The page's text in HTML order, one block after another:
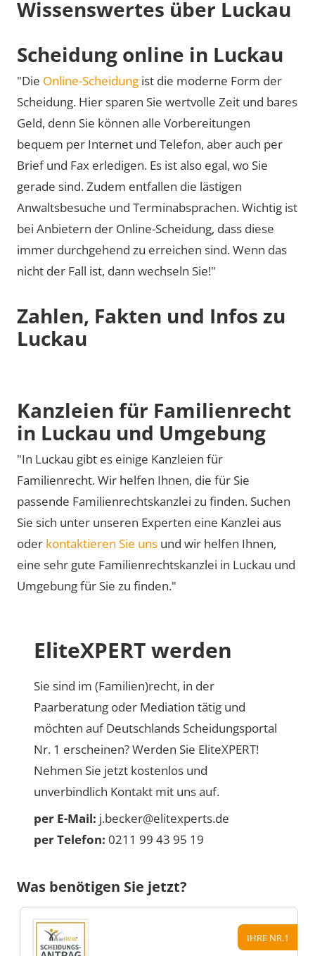
Wissenswertes über Luckau
Scheidung online in Luckau
"Die Online-Scheidung ist die moderne Form der
Scheidung. Hier sparen Sie wertvolle Zeit und bares
Geld, denn Sie können alle Vorbereitungen
bequem per Internet und Telefon, aber auch per
Brief und Fax erledigen. Es ist also egal, wo Sie
gerade sind. Zudem entfallen die lästigen
Anwaltsbesuche und Terminabsprachen. Wichtig ist
bei Anbietern der Online-Scheidung, dass diese
immer durchgehend zu erreichen sind. Wenn das
nicht der Fall ist, dann wechseln Sie!"
Zahlen, Fakten und Infos zu
Luckau
Kanzleien für Familienrecht
in Luckau und Umgebung
"In Luckau gibt es einige Kanzleien für
Familienrecht. Wir helfen Ihnen, die für Sie
passende Familienrechtskanzlei zu finden. Suchen
Sie sich unter unseren Experten eine Kanzlei aus
oder kontaktieren Sie uns und wir helfen Ihnen,
eine sehr gute Familienrechtskanzlei in Luckau und
Umgebung für Sie zu finden."
EliteXPERT werden
Sie sind im (Familien)recht, in der
Paarberatung oder Mediation tätig und
möchten auf Deutschlands Scheidungsportal
Nr. 1 erscheinen? Werden Sie EliteXPERT!
Nehmen Sie jetzt kostenlos und
unverbindlich Kontakt mit uns auf.
per E-Mail: j.becker@elitexperts.de
per Telefon: 0211 99 43 95 19
Was benötigen Sie jetzt?
IHRE NR.1